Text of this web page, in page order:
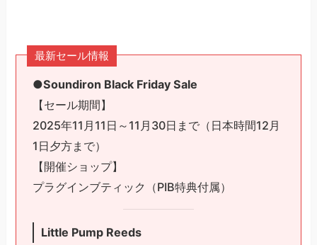
最新セール情報
●Soundiron Black Friday Sale
【セール期間】
2025年11月11日～11月30日まで（日本時間12月
1日夕方まで）
【開催ショップ】
プラグインブティック（PIB特典付属）
Little Pump Reeds